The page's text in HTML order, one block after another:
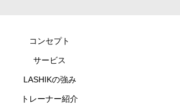
コンセプト
サービス
LASHIKの強み
トレーナー紹介